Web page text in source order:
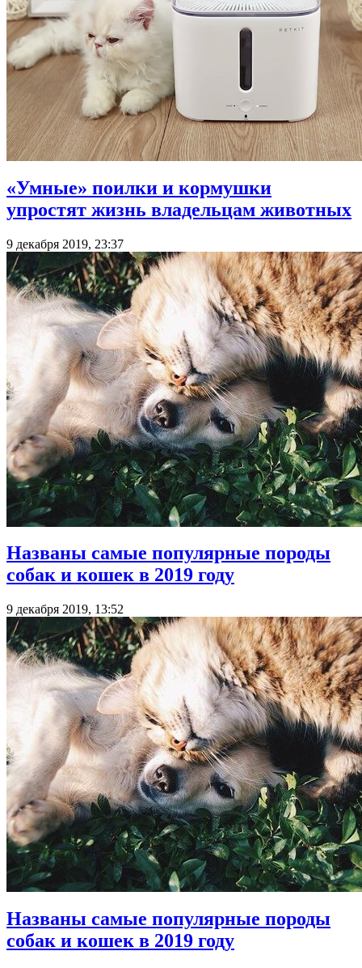
«Умные» поилки и кормушки
упростят жизнь владельцам животных
9 декабря 2019, 23:37
Названы самые популярные породы
собак и кошек в 2019 году
9 декабря 2019, 13:52
Названы самые популярные породы
собак и кошек в 2019 году